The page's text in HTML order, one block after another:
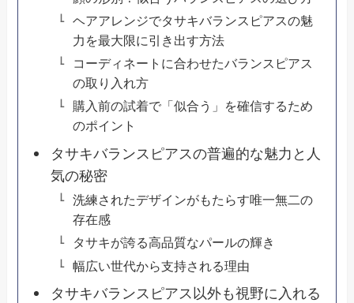
ヘアアレンジでタサキバランスピアスの魅
力を最大限に引き出す方法
コーディネートに合わせたバランスピアス
の取り入れ方
購入前の試着で「似合う」を確信するため
のポイント
タサキバランスピアスの普遍的な魅力と人
気の秘密
洗練されたデザインがもたらす唯一無二の
存在感
タサキが誇る高品質なパールの輝き
幅広い世代から支持される理由
タサキバランスピアス以外も視野に入れる